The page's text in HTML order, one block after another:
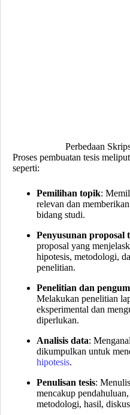
Perbedaan
Proses pembuatan tesis
seperti:
Pemilihan topik:
relevan dan
bidang studi.
Penyusunan proposal
proposal yang
hipotesis, metodologi,
penelitian.
Penelitian dan
Melakukan penelitian
eksperimental dan
diperlukan.
Analisis data:
dikumpulkan untuk
hipotesis.
Penulisan tesis:
mencakup
metodologi, hasil,